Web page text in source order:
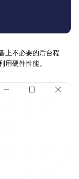
上不必要的后台程
用硬件性能。